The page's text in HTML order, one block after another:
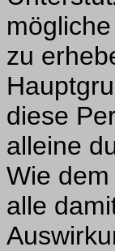
zu
diese
alleine
Wie
alle